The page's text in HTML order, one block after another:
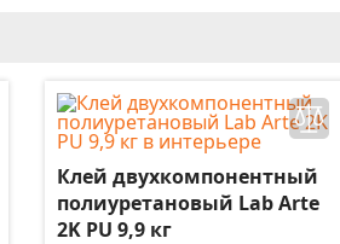
Клей двухкомпонентный
полиуретановый Lab Arte
2K PU 9,9 кг